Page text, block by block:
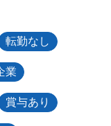
転勤なし
業
賞与あり